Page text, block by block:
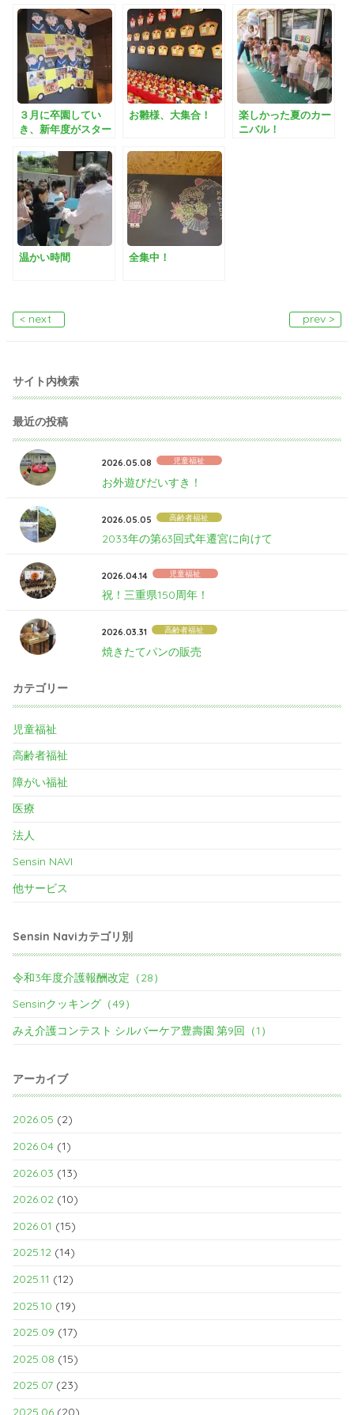
３月に卒園してい
き、新年度がスター
お雛様、大集合！
楽しかった夏のカー
ニバル！
温かい時間 全集中！
< next prev >
サイト内検索
最近の投稿
2026.05.08 児童福祉
お外遊びだいすき！
2026.05.05 高齢者福祉
2033年の第63回式年遷宮に向けて
2026.04.14 児童福祉
祝！三重県150周年！
2026.03.31 高齢者福祉
焼きたてパンの販売
カテゴリー
児童福祉
高齢者福祉
障がい福祉
医療
法人
Sensin NAVI
他サービス
Sensin Naviカテゴリ別
令和3年度介護報酬改定（28）
Sensinクッキング（49）
みえ介護コンテスト.シルバーケア豊壽園.第9回（1）
アーカイブ
2026.05 (2)
2026.04 (1)
2026.03 (13)
2026.02 (10)
2026.01 (15)
2025.12 (14)
2025.11 (12)
2025.10 (19)
2025.09 (17)
2025.08 (15)
2025.07 (23)
2025.06 (20)